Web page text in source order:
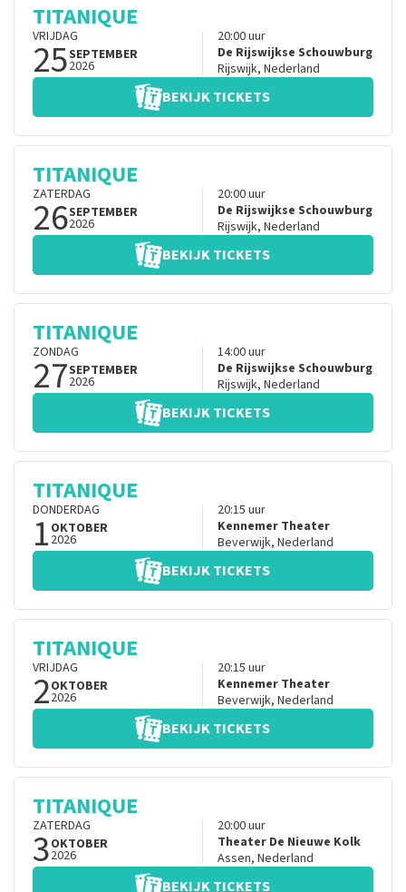
TITANIQUE
VRIJDAG
25SEPTEMBER
2026
20:00uur
De Rijswijkse Schouwburg
Rijswijk, Nederland
BEKIJK TICKETS
TITANIQUE
ZATERDAG
26SEPTEMBER
2026
20:00uur
De Rijswijkse Schouwburg
Rijswijk, Nederland
BEKIJK TICKETS
TITANIQUE
ZONDAG
27SEPTEMBER
2026
14:00uur
De Rijswijkse Schouwburg
Rijswijk, Nederland
BEKIJK TICKETS
TITANIQUE
DONDERDAG
1 OKTOBER
2026
20:15 uur
Kennemer Theater
Beverwijk, Nederland
BEKIJK TICKETS
TITANIQUE
VRIJDAG
2OKTOBER
2026
20:15 uur
Kennemer Theater
Beverwijk, Nederland
BEKIJK TICKETS
TITANIQUE
ZATERDAG
3OKTOBER
2026
20:00uur
Theater De Nieuwe Kolk
Assen, Nederland
BEKIJK TICKETS